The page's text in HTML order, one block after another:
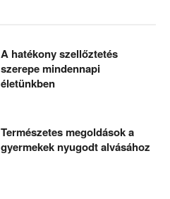
A hatékony szellőztetés
szerepe mindennapi
életünkben
Természetes megoldások a
gyermekek nyugodt alvásához